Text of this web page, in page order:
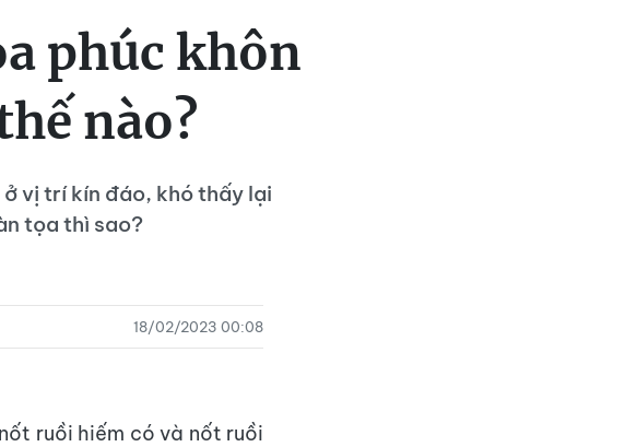
phúc khôn
nào?
vị trí kín đáo, khó thấy lại
tọa thì sao?
18/02/2023 00:08
ruồi hiếm có và nốt ruồi